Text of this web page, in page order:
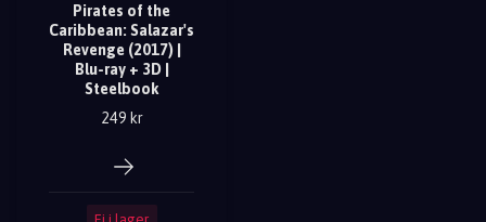
Pirates of the
Caribbean: Salazar's
Revenge (2017) |
Blu-ray + 3D |
Steelbook
249 kr